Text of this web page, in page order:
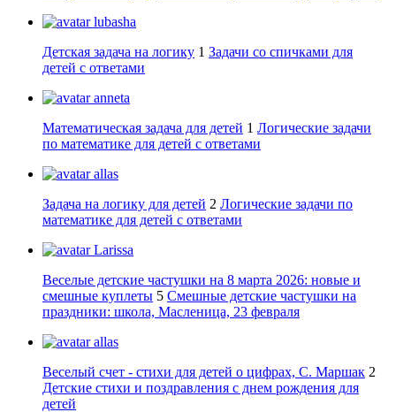
lubasha
Детская задача на логику 1 Задачи со спичками для
детей с ответами
anneta
Математическая задача для детей 1 Логические задачи
по математике для детей с ответами
allas
Задача на логику для детей 2 Логические задачи по
математике для детей с ответами
Larissa
Веселые детские частушки на 8 марта 2026: новые и
смешные куплеты 5 Смешные детские частушки на
праздники: школа, Масленица, 23 февраля
allas
Веселый счет - стихи для детей о цифрах, С. Маршак 2
Детские стихи и поздравления с днем рождения для
детей